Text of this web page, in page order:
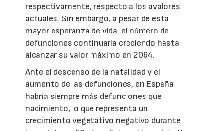
respectivamente, respecto a los avalores
actuales. Sin embargo, a pesar de esta
mayor esperanza de vida, el número de
defunciones continuaría creciendo hasta
alcanzar su valor máximo en 2064.
Ante el descenso de la natalidad y el
aumento de las defunciones, en España
habría siempre más defunciones que
nacimiento, lo que representa un
crecimiento vegetativo negativo durante